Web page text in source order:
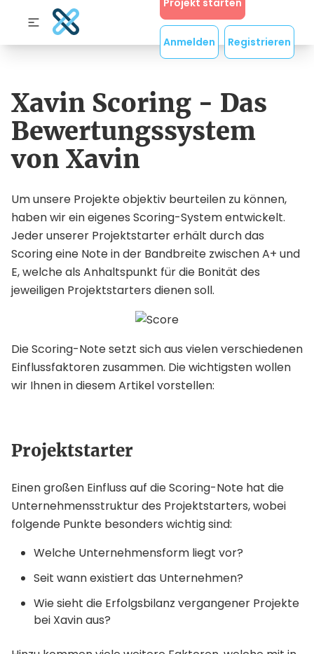
Projekt starten
Anmelden Registrieren
Xavin Scoring - Das
Bewertungssystem
von Xavin
Um unsere Projekte objektiv beurteilen zu können,
haben wir ein eigenes Scoring-System entwickelt.
Jeder unserer Projektstarter erhält durch das
Scoring eine Note in der Bandbreite zwischen A+ und
E, welche als Anhaltspunkt für die Bonität des
jeweiligen Projektstarters dienen soll.
Die Scoring-Note setzt sich aus vielen verschiedenen
Einflussfaktoren zusammen. Die wichtigsten wollen
wir Ihnen in diesem Artikel vorstellen:
Projektstarter
Einen großen Einfluss auf die Scoring-Note hat die
Unternehmensstruktur des Projektstarters, wobei
folgende Punkte besonders wichtig sind:
Welche Unternehmensform liegt vor?
Seit wann existiert das Unternehmen?
Wie sieht die Erfolgsbilanz vergangener Projekte
bei Xavin aus?